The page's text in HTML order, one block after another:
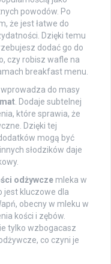
powodów. Po
że jest łatwe do
Dzięki temu
dodać go do
czy robisz wafle na
breakfast menu.
do masy
. Dodaje subtelnej
które sprawia, że
Dzięki tej
mogą być
słodzików daje
odżywcze mleka w
jest kluczowe dla
obecny w mleku w
kości i zębów.
tylko wzbogacasz
co czyni je